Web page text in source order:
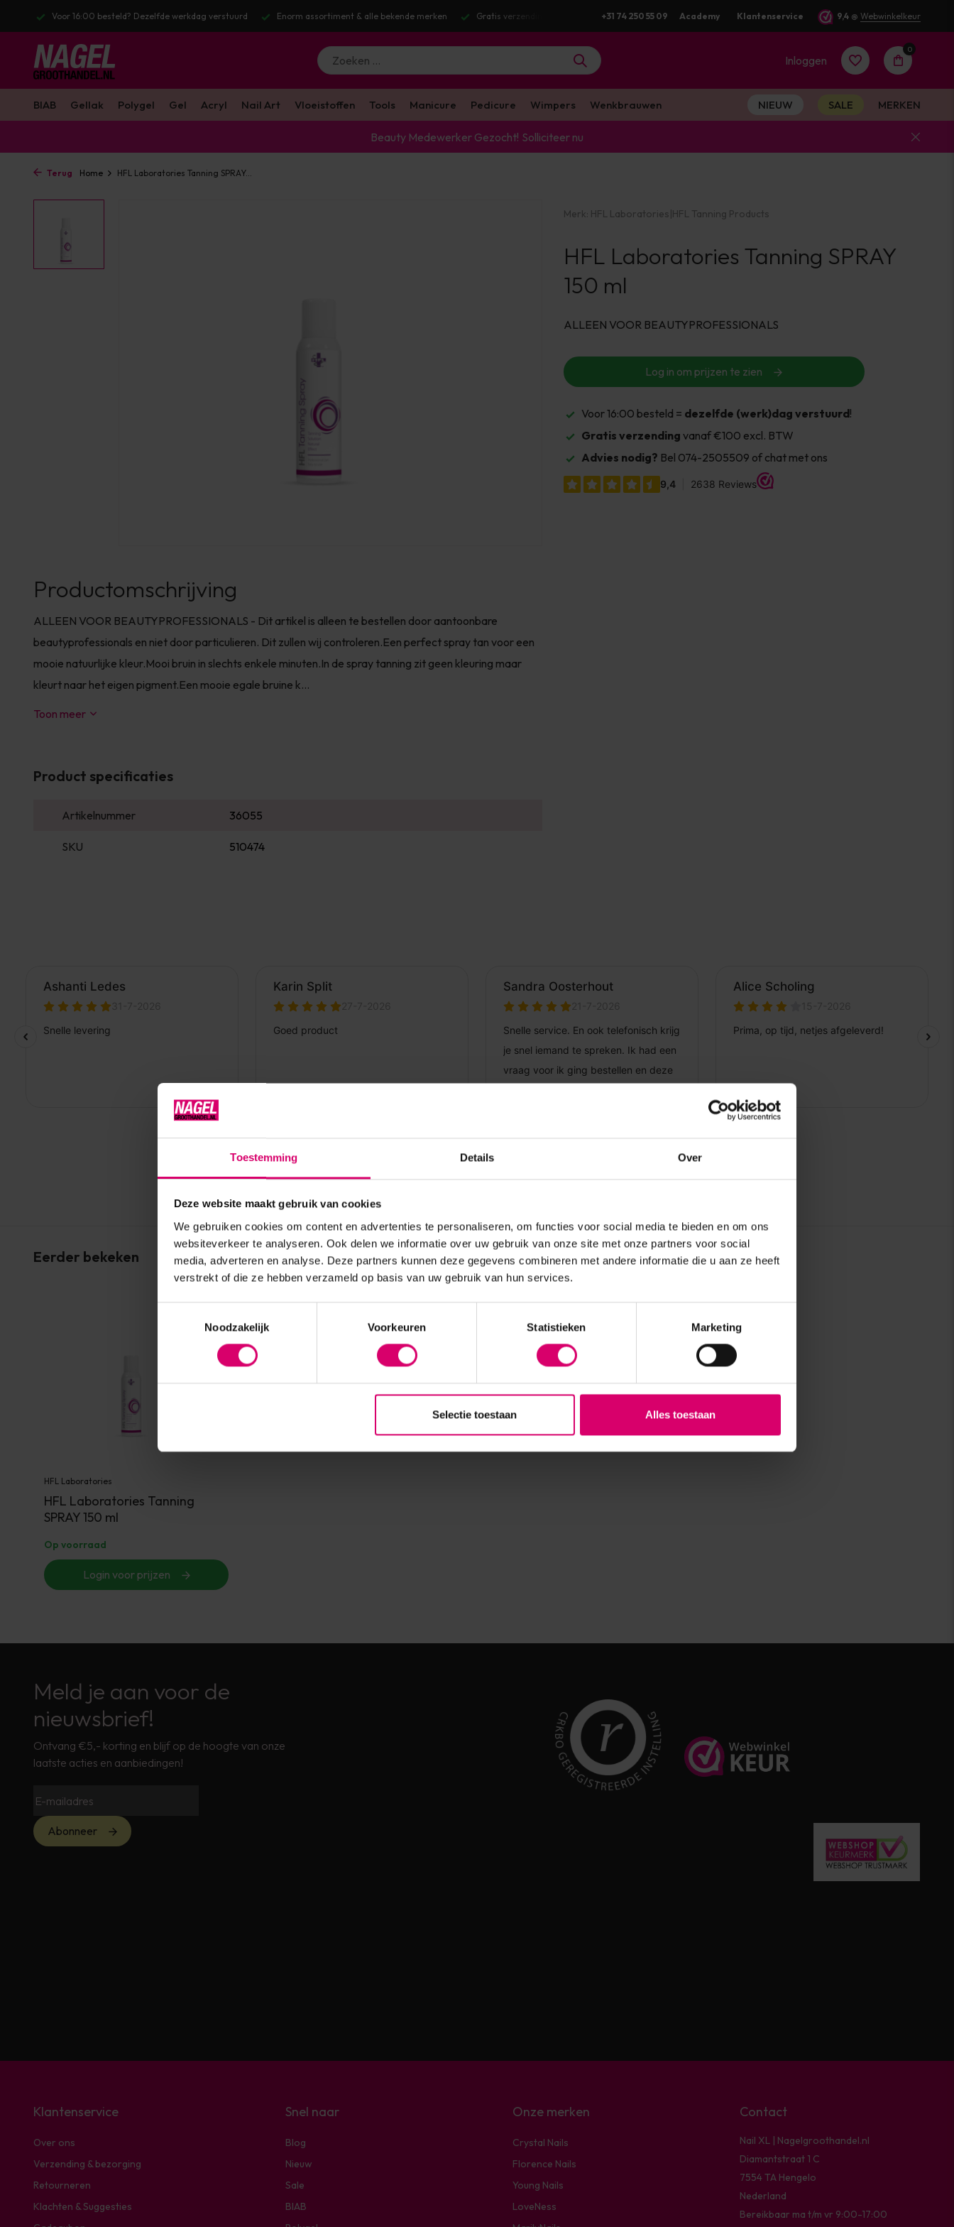
Toestemming Details Over
Deze website maakt gebruik van cookies
We gebruiken cookies om content en advertenties te personaliseren, om functies voor social media te bieden en om ons
websiteverkeer te analyseren. Ook delen we informatie over uw gebruik van onze site met onze partners voor social
media, adverteren en analyse. Deze partners kunnen deze gegevens combineren met andere informatie die u aan ze heeft
verstrekt of die ze hebben verzameld op basis van uw gebruik van hun services.
Noodzakelijk
Voorkeuren Statistieken Marketing
Selectie toestaan Alles toestaan
Enorm assortiment & alle bekende merken Gratis verzending v.a. €100 excl. BTW Voor 16:00 besteld? Dezelfde werkdag verstuurd+31 74 250 55 09 Academy Klantenservice 9,4 @ Webwinkelkeur
Inloggen
Account
aanmaken
0
BIAB Gellak Polygel Gel Acryl Nail Art Vloeistoffen Tools Manicure Pedicure Wimpers Wenkbrauwen NIEUW SALE MERKEN
Beauty Medewerker Gezocht! Solliciteer nu
Terug Home HFL Laboratories Tanning SPRAY...
Productomschrijving
ALLEEN VOOR BEAUTYPROFESSIONALS - Dit artikel is alleen te bestellen door aantoonbare
beautyprofessionals en niet door particulieren. Dit zullen wij controleren.Een perfect spray tan voor een
mooie natuurlijke kleur.Mooi bruin in slechts enkele minuten.In de spray tanning zit geen kleuring maar
kleurt naar het eigen pigment.Een mooie egale bruine k...
Toon meer
Product specificaties
Artikelnummer 36055
SKU 510474
Merk: HFL Laboratories|HFL Tanning Products
HFL Laboratories Tanning SPRAY
150 ml
ALLEEN VOOR BEAUTYPROFESSIONALS
Log in om prijzen te zien
Voor 16:00 besteld = dezelfde (werk)dag verstuurd!
Gratis verzending vanaf €100 excl. BTW
Advies nodig? Bel 074-2505509 of chat met ons
Eerder bekeken
HFL Laboratories
HFL Laboratories Tanning
SPRAY 150 ml
Op voorraad
Login voor prijzen
Meld je aan voor de
nieuwsbrief!
Ontvang €5,- korting en blijf op de hoogte van onze
laatste acties en aanbiedingen!
Abonneer
Klantenservice
Over ons
Verzending & bezorging
Retourneren
Klachten & Suggesties
Snel naar
Blog
Nieuw
Sale
BIAB
Onze merken
Crystal Nails
Florence Nails
Young Nails
LoveNess
Contact
Nail XL | Nagelgroothandel.nl
Diamantstraat 1 C
7554 TA Hengelo
Nederland
Bereikbaar ma t/m vr 9:00-17:00